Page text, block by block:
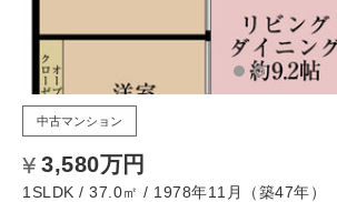
中古マンション
3,580万円
1SLDK / 37.0㎡ / 1978年11月（築47年）